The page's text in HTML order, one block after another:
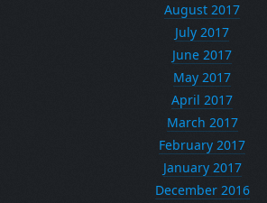
August 2017
July 2017
June 2017
May 2017
April 2017
March 2017
February 2017
January 2017
December 2016